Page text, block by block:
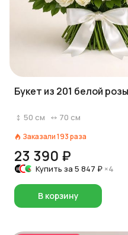
Букет из 201 белой
50 см 70 см
Заказали193раза
23 390 ₽
Купить за 5 847 ₽ ×4
В корзину